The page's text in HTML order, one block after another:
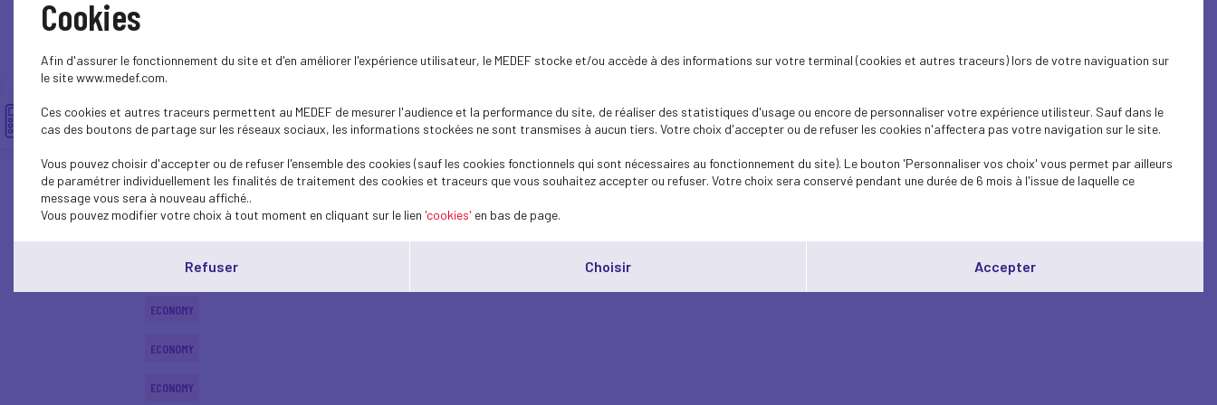
ECONOMY
ECONOMY
SOCIAL
ECONOMY
ECONOMY
ECONOMY
ECONOMY
Cookies
Afin d'assurer le fonctionnement du site et d'en améliorer l'expérience utilisateur, le MEDEF stocke et/ou accède à des informations sur votre terminal (cookies et autres traceurs) lors de votre naviguation sur
le site www.medef.com.
Ces cookies et autres traceurs permettent au MEDEF de mesurer l'audience et la performance du site, de réaliser des statistiques d'usage ou encore de personnaliser votre expérience utilisteur. Sauf dans le
cas des boutons de partage sur les réseaux sociaux, les informations stockées ne sont transmises à aucun tiers. Votre choix d'accepter ou de refuser les cookies n'affectera pas votre navigation sur le site.
Vous pouvez choisir d'accepter ou de refuser l'ensemble des cookies (sauf les cookies fonctionnels qui sont nécessaires au fonctionnement du site). Le bouton 'Personnaliser vos choix' vous permet par ailleurs
de paramétrer individuellement les finalités de traitement des cookies et traceurs que vous souhaitez accepter ou refuser. Votre choix sera conservé pendant une durée de 6 mois à l'issue de laquelle ce
message vous sera à nouveau affiché..
Vous pouvez modifier votre choix à tout moment en cliquant sur le lien 'cookies' en bas de page.
Refuser Choisir Accepter